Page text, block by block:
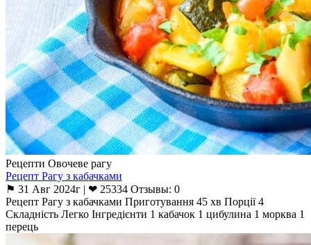
Рецепти Овочеве рагу
Рецепт Рагу з кабачками
⚑ 31 Авг 2024г | ❤ 25334 Отзывы: 0
Рецепт Рагу з кабачками Приготування 45 хв Порції 4
Складність Легко Інгредієнти 1 кабачок 1 цибулина 1 морква 1
перець